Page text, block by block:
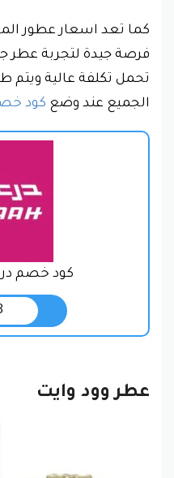
كما تعد اسعار عطور
فرصة جيدة لتجربة عطر
تحمل تكلفة عالية
الجميع عند وضع كود
كود خصم
عطر وود وايت